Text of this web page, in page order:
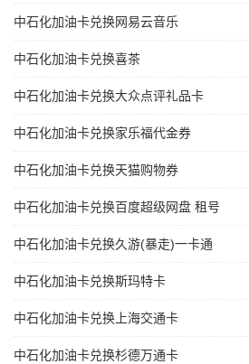
中石化加油卡兑换网易云音乐
中石化加油卡兑换喜茶
中石化加油卡兑换大众点评礼品卡
中石化加油卡兑换家乐福代金券
中石化加油卡兑换天猫购物券
中石化加油卡兑换百度超级网盘 租号
中石化加油卡兑换久游(暴走)一卡通
中石化加油卡兑换斯玛特卡
中石化加油卡兑换上海交通卡
中石化加油卡兑换杉德万通卡